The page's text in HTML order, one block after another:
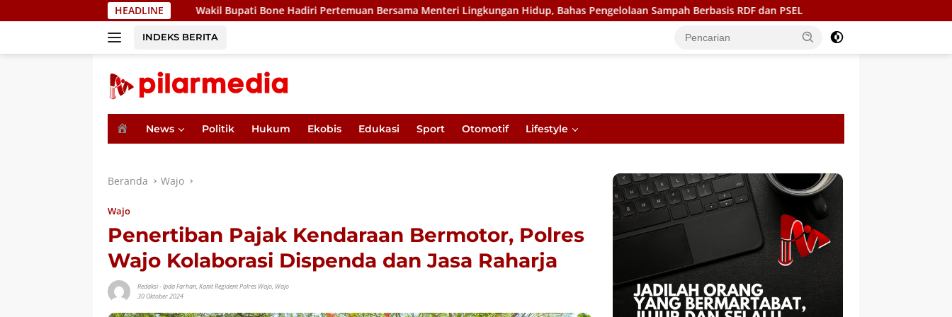
ke
HEADLINE
Wakil Bupati Bone Hadiri Pertemuan Bersama Menteri Lingkungan Hidup, Bahas Pengelolaan Sampah Berbasis RDF dan PSEL Ukir Sejarah di Bone, BupAAS
INDEKS BERITA
o
News Politik Hukum Ekobis Edukasi Sport Otomotif Lifestyle
Beranda Wajo
Wajo
Penertiban Pajak Kendaraan Bermotor, Polres
Wajo Kolaborasi Dispenda dan Jasa Raharja
Redaksi-Ipda Farhan, Kanit Regident Polres Wajo, Wajo
30 Oktober 2024